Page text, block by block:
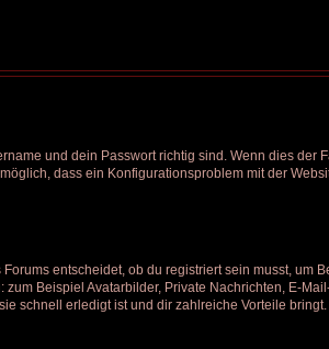
und dein Passwort richtig sind. Wenn dies der
dass ein Konfigurationsproblem mit der
entscheidet, ob du registriert sein musst, um
Beispiel Avatarbilder, Private Nachrichten, E-
schnell erledigt ist und dir zahlreiche Vorteile bringt.